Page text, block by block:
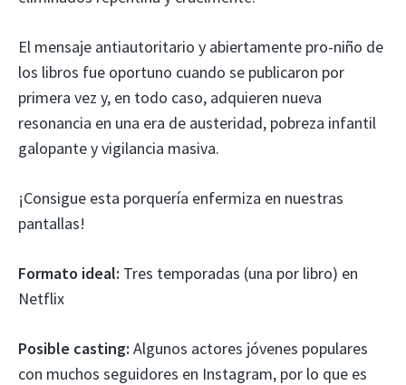
El mensaje antiautoritario y abiertamente pro-niño de
los libros fue oportuno cuando se publicaron por
primera vez y, en todo caso, adquieren nueva
resonancia en una era de austeridad, pobreza infantil
galopante y vigilancia masiva.
¡Consigue esta porquería enfermiza en nuestras
pantallas!
Formato ideal: Tres temporadas (una por libro) en
Netflix
Posible casting: Algunos actores jóvenes populares
con muchos seguidores en Instagram, por lo que es